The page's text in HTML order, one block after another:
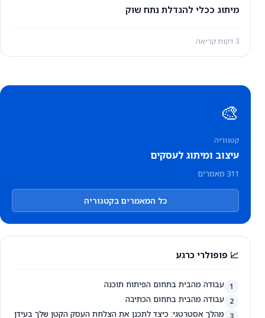
מיתוג ככלי להגדלת נתח שוק
3 דקות קריאה
🎨
קטגוריה
עיצוב ומיתוג לעסקים
311 מאמרים
כל המאמרים בקטגוריה
📈 פופולרי כרגע
1 עבודה מהבית בתחום הפיתוח תוכנה
2 עבודה מהבית בתחום הכתיבה
3
מהלך אסטרטגי: כיצד לתכנן את הצלחת העסק הקטן שלך בעידן